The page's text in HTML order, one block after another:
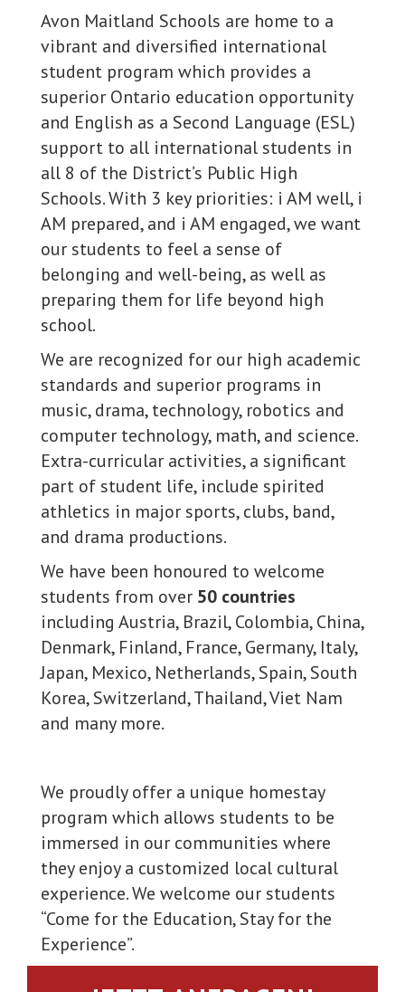
Avon Maitland Schools are home to a
vibrant and diversified international
student program which provides a
superior Ontario education opportunity
and English as a Second Language (ESL)
support to all international students in
all 8 of the District’s Public High
Schools. With 3 key priorities: i AM well, i
AM prepared, and i AM engaged, we want
our students to feel a sense of
belonging and well-being, as well as
preparing them for life beyond high
school.
We are recognized for our high academic
standards and superior programs in
music, drama, technology, robotics and
computer technology, math, and science.
Extra-curricular activities, a significant
part of student life, include spirited
athletics in major sports, clubs, band,
and drama productions.
We have been honoured to welcome
students from over 50 countries
including Austria, Brazil, Colombia, China,
Denmark, Finland, France, Germany, Italy,
Japan, Mexico, Netherlands, Spain, South
Korea, Switzerland, Thailand, Viet Nam
and many more.
We proudly offer a unique homestay
program which allows students to be
immersed in our communities where
they enjoy a customized local cultural
experience. We welcome our students
“Come for the Education, Stay for the
Experience”.